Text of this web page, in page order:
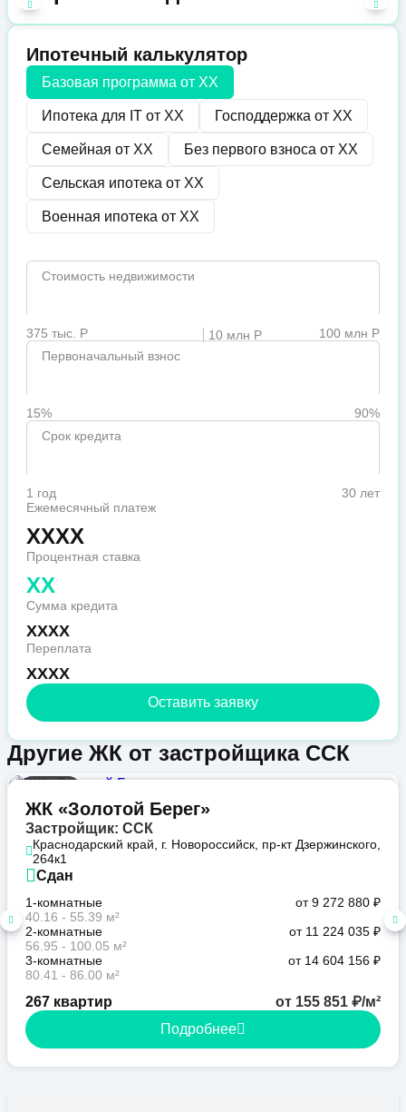
Ипотечный калькулятор
Базовая программа от XX
Ипотека для IT от XX Господдержка от XX
Семейная от XX Без первого взноса от XX
Сельская ипотека от XX
Военная ипотека от XX
Стоимость недвижимости
375 тыс. Р 10 млн Р
100 млн Р
Первоначальный взнос
15%
90%
Срок кредита
1 год
30 лет
Ежемесячный платеж
XXXX
Процентная ставка
XX
Сумма кредита
XXXX
Переплата
XXXX
Оставить заявку
Другие ЖК от застройщика ССК
ЖК «Золотой Берег»
Застройщик: ССК
Краснодарский край, г. Новороссийск, пр-кт Дзержинского,
264к1
Сдан
1-комнатные
40.16 - 55.39 м²
от 9 272 880 ₽
2-комнатные
56.95 - 100.05 м²
от 11 224 035 ₽
3-комнатные
80.41 - 86.00 м²
от 14 604 156 ₽
267 квартир
от 155 851 ₽/м²
Подробнее